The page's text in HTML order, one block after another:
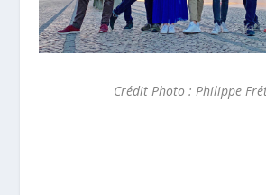
Crédit Photo : Philippe